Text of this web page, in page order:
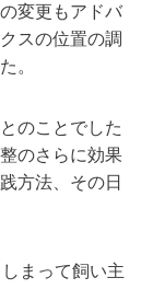
変更もアドバ
スの位置の調
。
のことでした
のさらに効果
方法、その日
まって飼い主